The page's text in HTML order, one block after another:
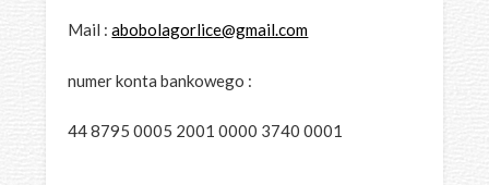
Mail :abobolagorlice@gmail.com
numer konta bankowego :
44 8795 0005 2001 0000 3740 0001